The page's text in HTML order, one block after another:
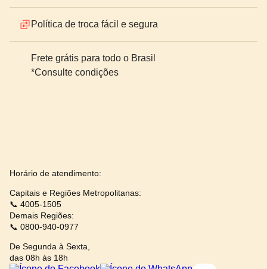
Política de troca fácil e segura
Frete grátis para todo o Brasil
*Consulte condições
Horário de atendimento:
Capitais e Regiões Metropolitanas:
📞 4005-1505
Demais Regiões:
📞 0800-940-0977
De Segunda à Sexta,
das 08h às 18h